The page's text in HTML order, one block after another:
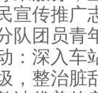
宣传推广
队团员青
：深入车
，整治脏